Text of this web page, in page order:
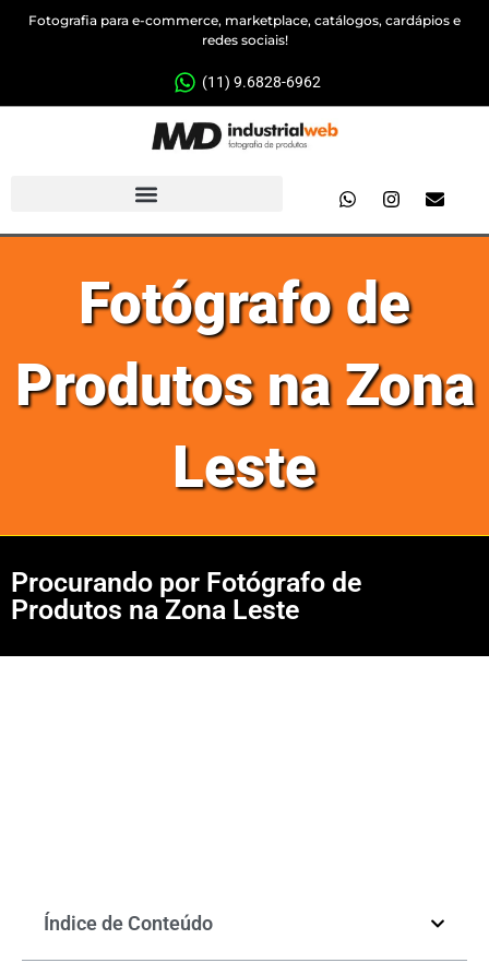
Fotografia para e-commerce, marketplace, catálogos, cardápios e
redes sociais!
(11) 9.6828-6962
Fotógrafo de
Produtos na Zona
Leste
Procurando por Fotógrafo de
Produtos na Zona Leste
Índice de Conteúdo